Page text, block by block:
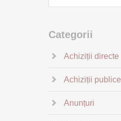
Categorii
Achiziții directe
Achiziții publice
Anunțuri